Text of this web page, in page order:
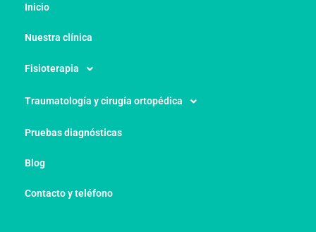
Inicio
Nuestra clínica
Fisioterapia
Traumatología y cirugía ortopédica
Pruebas diagnósticas
Blog
Contacto y teléfono